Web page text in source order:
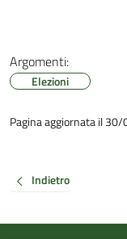
Argomenti:
Elezioni
Pagina aggiornata il
Indietro